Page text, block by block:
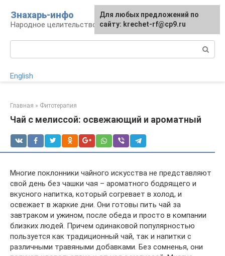
контенту
Знахарь-инфо
Народное целительство: рецепты и методы
English
Главная » Фитотерапия
Чай с мелиссой: освежающий и ароматный
Многие поклонники чайного искусства не представляют
свой день без чашки чая – ароматного бодрящего и
вкусного напитка, который согревает в холод, и
освежает в жаркие дни. Они готовы пить чай за
завтраком и ужином, после обеда и просто в компании
близких людей. Причем одинаковой популярностью
пользуется как традиционный чай, так и напитки с
различными травяными добавками. Без сомненья, они
Для любых предложений по
сайту: krechet-rf@cp9.ru